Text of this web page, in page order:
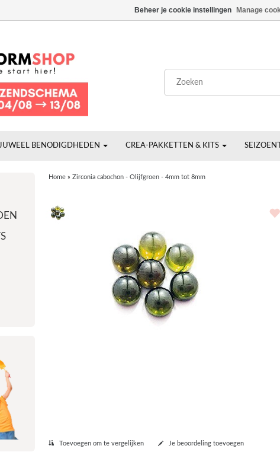
BENODIGDHEDEN CREA-PAKKETTEN & KITS
Home» Zirconia cabochon - Olijfgroen - 4mm tot 8mm
Toevoegen om te vergelijken Je beoordeling toevoegen
Beheer je cookie instellingen Manage